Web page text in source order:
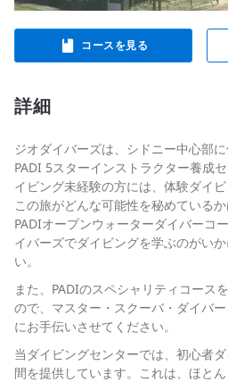
コースを見る
詳細
ジオダイバーズは、シドニー中心部
PADI 5スターインストラクター養成
イビング未経験の方には、体験ダイ
この旅がどんな可能性を秘めている
PADIオープンウォーターダイバーコ
イバーズでダイビングを学ぶのがい
い。
また、PADIのスペシャリティコース
ので、マスター・スクーバ・ダイバ
にお手伝いさせてください。
当ダイビングセンターでは、初心者
間を提供しています。これは、ほと